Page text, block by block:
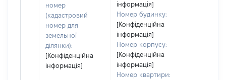
номер
(кадастровий
номер для
земельної
ділянки):
[Конфіденційна
інформація]
інформація]
Номер будинку:
[Конфіденційна
інформація]
Номер корпусу:
[Конфіденційна
інформація]
Номер квартири: